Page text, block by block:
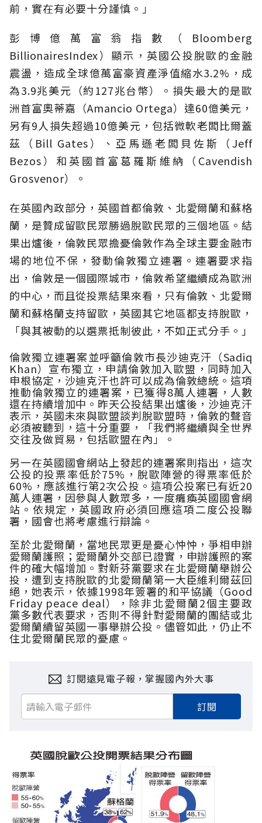
前，實在有必要十分謹慎。」
彭博億萬富翁指數（ Bloomberg
BillionairesIndex）顯示，英國公投脫歐的金融
震盪，造成全球億萬富豪資產淨值縮水3.2% ，成
為3.9兆美元（約127兆台幣）。 損失最大的是歐
洲首富奧蒂嘉（Amancio Ortega）達60億美元，
另有9人損失超過10億美元，包括微軟老闆比爾蓋
茲（ Bill Gates）、亞馬遜老闆貝佐斯（Jeff
Bezos）和英國首富葛羅斯維納（ Cavendish
Grosvenor）。
在英國內政部分，英國首都倫敦、北愛爾蘭和蘇格
蘭，是贊成留歐民眾勝過脫歐民眾的三個地區。結
果出爐後，倫敦民眾擔憂倫敦作為全球主要金融市
場的地位不保， 發動倫敦獨立連署。連署要求指
出， 倫敦是一個國際城市，倫敦希望繼續成為歐洲
的中心，而且從投票結果來看，只有倫敦、北愛爾
蘭和蘇格蘭支持留歐，英國其它地區都支持脫歐，
「與其被動的以選票抵制彼此，不如正式分手。」
倫敦獨立連署案並呼籲倫敦市長沙迪克汗（Sadiq
Khan）宣布獨立，申請倫敦加入歐盟，同時加入
申根協定，沙迪克汗也許可以成為倫敦總統。 這項
推動倫敦獨立的連署案，已獲得8萬人連署，人數
還在持續增加中。昨天公投結果出爐後，沙迪克汗
表示，英國未來與歐盟談判脫歐盟時，倫敦的聲音
必須被聽到，這十分重要， 「我們將繼續與全世界
交往及做貿易，包括歐盟在內」。
另一在英國國會網站上發起的連署案則指出，這次
公投的投票率低於75% ，脫歐陣營的得票率低於
60% ，應該進行第2次公投。這項公投案已有近20
萬人連署，因參與人數眾多，一度癱瘓英國國會網
站。依規定，英國政府必須回應這項二度公投聯
署，國會也將考慮進行辯論。
至於北愛爾蘭，當地民眾更是憂心忡忡，爭相申辦
愛爾蘭護照；愛爾蘭外交部已證實，申辦護照的案
件的確大幅增加。 對新芬黨要求在北愛爾蘭舉辦公
投，遭到支持脫歐的北愛爾蘭第一大臣維利爾茲回
絕，她表示，依據1998年簽署的和平協議（Good
Friday peace deal），除非北愛爾蘭2個主要政
黨多數代表要求，否則不得針對愛爾蘭的團結或北
愛爾蘭續留英國一事舉辦公投。儘管如此，仍止不
住北愛爾蘭民眾的憂慮。
訂閱遠見電子報，掌握國內外大事
訂閱